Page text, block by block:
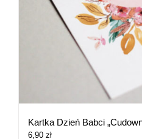
Kartka Dzień Babci
6,90 zł